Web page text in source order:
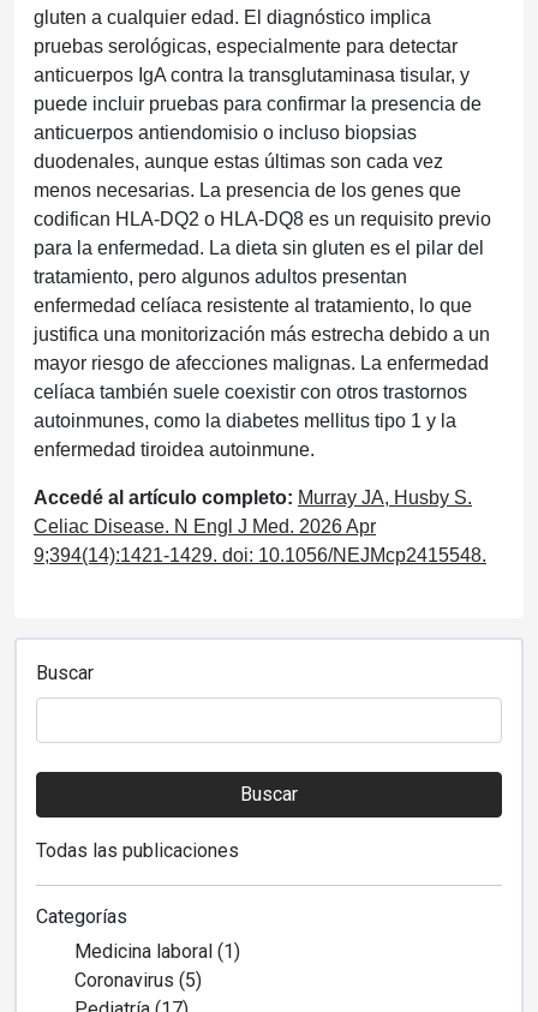
gluten a cualquier edad. El diagnóstico implica
pruebas serológicas, especialmente para detectar
anticuerpos IgA contra la transglutaminasa tisular, y
puede incluir pruebas para confirmar la presencia de
anticuerpos antiendomisio o incluso biopsias
duodenales, aunque estas últimas son cada vez
menos necesarias. La presencia de los genes que
codifican HLA-DQ2 o HLA-DQ8 es un requisito previo
para la enfermedad. La dieta sin gluten es el pilar del
tratamiento, pero algunos adultos presentan
enfermedad celíaca resistente al tratamiento, lo que
justifica una monitorización más estrecha debido a un
mayor riesgo de afecciones malignas. La enfermedad
celíaca también suele coexistir con otros trastornos
autoinmunes, como la diabetes mellitus tipo 1 y la
enfermedad tiroidea autoinmune.
Accedé al artículo completo: Murray JA, Husby S.
Celiac Disease. N Engl J Med. 2026 Apr
9;394(14):1421-1429. doi: 10.1056/NEJMcp2415548.
Buscar
Buscar
Todas las publicaciones
Categorías
Medicina laboral (1)
Coronavirus (5)